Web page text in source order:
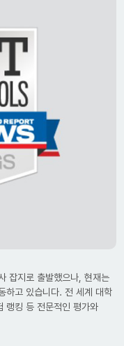
지로 출발했으나, 현재는
하고 있습니다. 전 세계 대학
랭킹 등 전문적인 평가와